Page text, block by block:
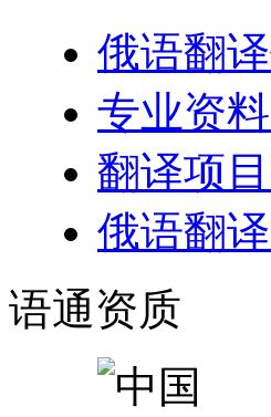
俄语翻
专业资
翻译项
俄语翻
语通资质